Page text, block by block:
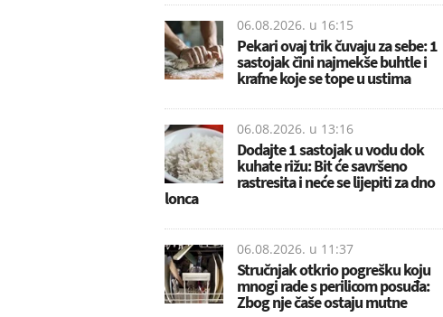
06.08.2026. u 16:15
Pekari ovaj trik čuvaju za sebe: 1
sastojak čini najmekše buhtle i
krafne koje se tope u ustima
06.08.2026. u 13:16
Dodajte 1 sastojak u vodu dok
kuhate rižu: Bit će savršeno
rastresita i neće se lijepiti za dno
lonca
06.08.2026. u 11:37
Stručnjak otkrio pogrešku koju
mnogi rade s perilicom posuđa:
Zbog nje čaše ostaju mutne